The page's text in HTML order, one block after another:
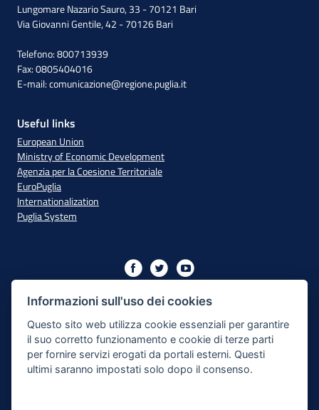
Lungomare Nazario Sauro, 33 - 70121 Bari
Via Giovanni Gentile, 42 - 70126 Bari
Telefono: 800713939
Fax: 0805404016
E-mail:comunicazione@regione.puglia.it
Useful links
European Union
Ministry of Economic Development
Agenzia per la Coesione Territoriale
EuroPuglia
Internationalization
Puglia System
2014/2020 - Axis XIII
Accessibility
Legal Note
Informazioni sull'uso dei cookies
Questo sito web utilizza cookie essenziali per garantire
il suo corretto funzionamento e cookie di terze parti
per fornire servizi erogati da portali esterni. Questi
ultimi saranno impostati solo dopo il consenso.